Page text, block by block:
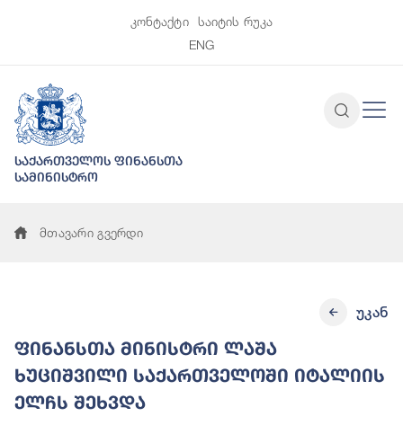
კონტაქტი
საიტის რუკა
ENG
საქართველოს ფინანსთა
სამინისტრო
მთავარი გვერდი
ფინანსთა მინისტრი ლაშა
ხუციშვილი საქართველოში იტალიის
ელჩს შეხვდა
უკან